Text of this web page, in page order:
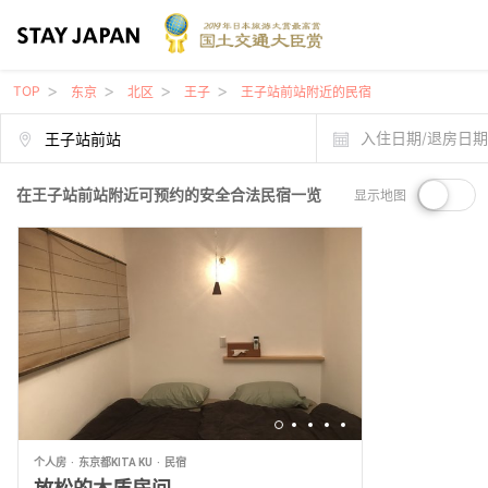
TOP 东京 北区 王子 王子站前站附近的民宿
入住日期/退房日期
在王子站前站附近可预约的安全合法民宿一览 显示地图
个人房 东京都KITA KU 民宿